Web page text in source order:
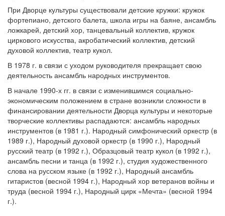
При Дворце культуры существовали детские кружки: кружок
фортепиано, детского балета, школа игры на баяне, ансамбль
ложкарей, детский хор, танцевальный коллектив, кружок
циркового искусства, акробатический коллектив, детский
духовой коллектив, театр кукол.
В 1978 г. в связи с уходом руководителя прекращает свою
деятельность ансамбль народных инструментов.
В начале 1990-х гг. в связи с изменившимся социально-
экономическим положением в стране возникли сложности в
финансировании деятельности Дворца культуры и некоторые
творческие коллективы распадаются: ансамбль народных
инструментов (в 1981 г.). Народный симфонический оркестр (в
1989 г.), Народный духовой оркестр (в 1990 г.), Народный
русский театр (в 1992 г.), Образцовый театр кукол (в 1992 г.),
ансамбль песни и танца (в 1992 г.), студия художественного
слова на русском языке (в 1992 г.), Народный ансамбль
гитаристов (весной 1994 г.), Народный хор ветеранов войны и
труда (весной 1994 г.), Народный цирк «Мечта» (весной 1994
г.).